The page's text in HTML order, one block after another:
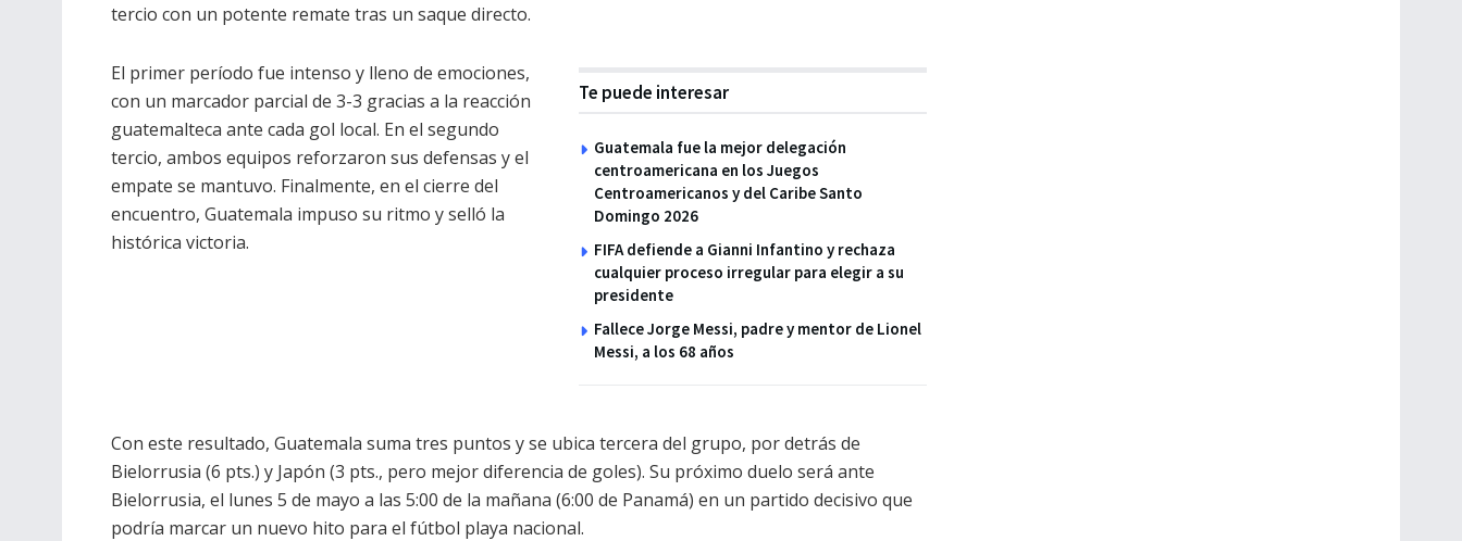
tercio con un potente remate tras un saque directo.
Te puede interesar
Guatemala fue la mejor delegación
centroamericana en los Juegos
Centroamericanos y del Caribe Santo
Domingo 2026
FIFA defiende a Gianni Infantino y rechaza
cualquier proceso irregular para elegir a su
presidente
Fallece Jorge Messi, padre y mentor de Lionel
Messi, a los 68 años
El primer período fue intenso y lleno de emociones,
con un marcador parcial de 3-3 gracias a la reacción
guatemalteca ante cada gol local. En el segundo
tercio, ambos equipos reforzaron sus defensas y el
empate se mantuvo. Finalmente, en el cierre del
encuentro, Guatemala impuso su ritmo y selló la
histórica victoria.
Con este resultado, Guatemala suma tres puntos y se ubica tercera del grupo, por detrás de
Bielorrusia (6 pts.) y Japón (3 pts., pero mejor diferencia de goles). Su próximo duelo será ante
Bielorrusia, el lunes 5 de mayo a las 5:00 de la mañana (6:00 de Panamá) en un partido decisivo que
podría marcar un nuevo hito para el fútbol playa nacional.